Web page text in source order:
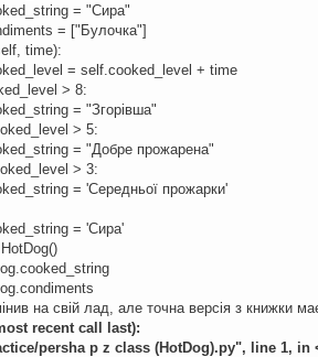
= "Сира"
= ["Булочка"]
time):
= self.cooked_level + time
> 8:
= "Згорівша"
> 5:
= "Добре прожарена"
> 3:
= 'Середньої прожарки'
= 'Сира'
на свій лад, але точна версія з книжки
recent call last):
persha p z class (HotDog).py", line 1, in